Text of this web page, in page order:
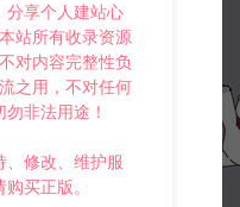
分享个人建站心
站所有收录资源
对内容完整性负
之用，不对任何
非法用途！
、修改、维护服
买正版。